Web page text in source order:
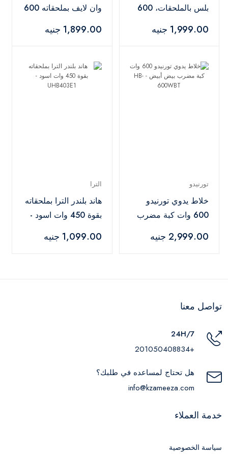
بلس بالملحقات، 600
واسود - HB111438A
1,999.00 جنيه
وان لايف بملحقاته 600
وات، اسود وفضي
1,899.00 جنيه
تورنيدو
خلاط يدوي تورنيدو
600 وات كبة مضرب
600WBT
2,999.00 جنيه
الترا
هاند بلندر الترا بملحقاته
بقوة 450 وات اسود -
1,099.00 جنيه
تواصل معنا
24H/7
+201050408834
هل تحتاج لمساعده في طلبك؟
info@kzameeza.com
خدمة العملاء
سياسة الخصوصية